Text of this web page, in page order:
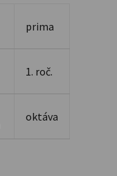
prima
1. roč.
oktáva